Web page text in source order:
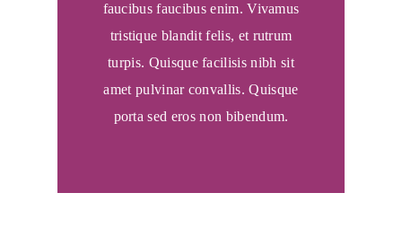
faucibus faucibus enim. Vivamus
tristique blandit felis, et rutrum
turpis. Quisque facilisis nibh sit
amet pulvinar convallis. Quisque
porta sed eros non bibendum.